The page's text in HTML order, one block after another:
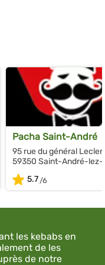
Pacha Saint-André
95 rue du général
59350 Saint-André-lez-
5.7
les kebabs en
de les
de notre